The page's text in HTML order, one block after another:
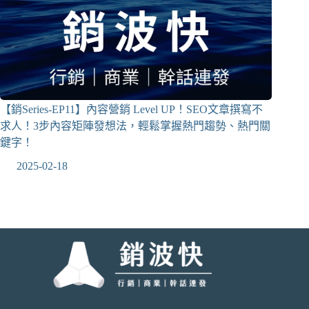
【銷Series-EP11】內容營銷 Level UP！SEO文章撰寫不
求人！3步內容矩陣發想法，輕鬆掌握熱門趨勢、熱門關
鍵字！
2025-02-18